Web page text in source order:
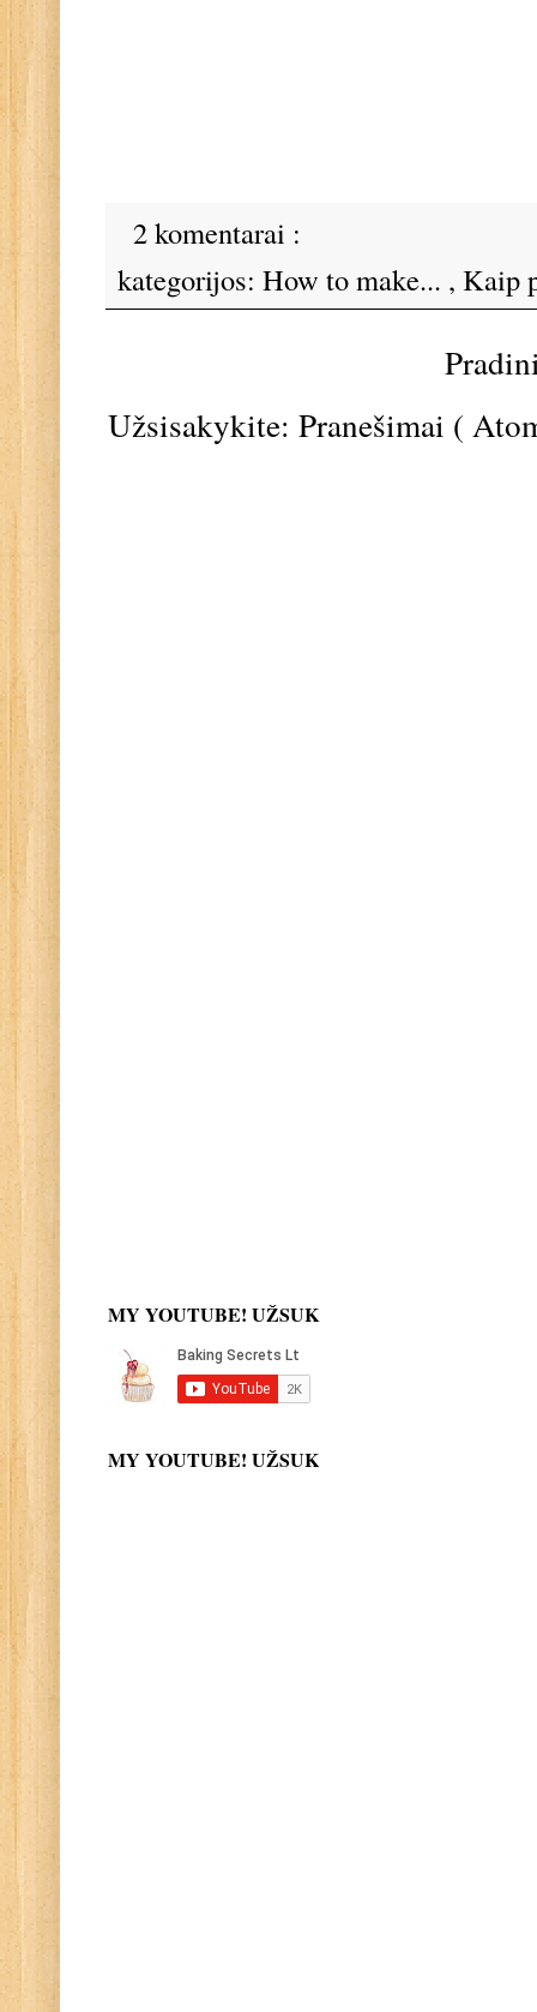
2 komentarai :
kategorijos: How to make... , Kaip
Užsisakykite: Pranešimai (
MY YOUTUBE! UŽSUK
MY YOUTUBE! UŽSUK